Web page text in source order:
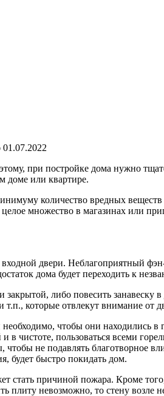
01.07.2022
при постройке дома нужно
доме или квартире.
количество вредных
множество в магазинах или
двери. Неблагоприятный
дома будет переходить к
либо повесить
т.п., которые отвлекут внимание от
чтобы они находились
в чистоте, пользоваться всеми
не подавлять благотворное
будет быстро покидать дом.
стать причиной пожара. Кроме
плиту невозможно, то стену